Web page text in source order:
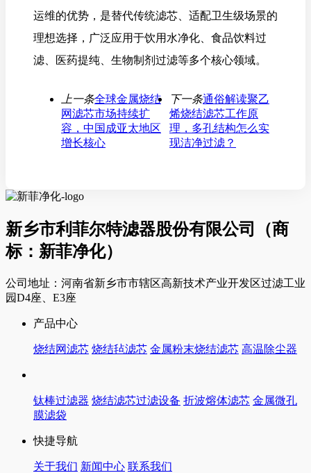
运维的优势，是替代传统滤芯、适配卫生级场景的
理想选择，广泛应用于饮用水净化、食品饮料过
滤、医药提纯、生物制剂过滤等多个核心领域。
上一条全球金属烧结
网滤芯市场持续扩
容，中国成亚太地区
增长核心
下一条通俗解读聚乙
烯烧结滤芯工作原
理，多孔结构怎么实
现洁净过滤？
新乡市利菲尔特滤器股份有限公司（商
标：新菲净化）
公司地址：河南省新乡市市辖区高新技术产业开发区过滤工业
园D4座、E3座
产品中心
烧结网滤芯 烧结毡滤芯 金属粉末烧结滤芯 高温除尘器
钛棒过滤器 烧结滤芯过滤设备 折波熔体滤芯 金属微孔
膜滤袋
快捷导航
关于我们 新闻中心 联系我们